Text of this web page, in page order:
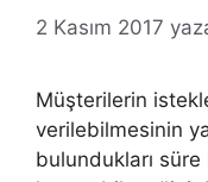
2 Kasım 2017
Müşterilerin
verilebilmesinin
bulundukları süre